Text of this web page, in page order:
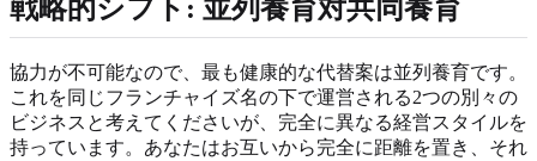
戦略的シフト: 並列養育対共同養育
協力が不可能なので、最も健康的な代替案は並列養育です。
これを同じフランチャイズ名の下で運営される2つの別々の
ビジネスと考えてくださいが、完全に異なる経営スタイルを
持っています。あなたはお互いから完全に距離を置き、それ